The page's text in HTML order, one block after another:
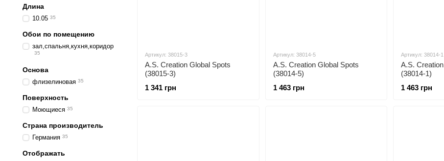
Артикул: 38015-3
A.S. Creation Global Spots
(38015-3)
1 341 грн
Артикул: 38014-5
A.S. Creation Global Spots
(38014-5)
1 463 грн
Артикул: 38014-1
A.S.
(38014-1)
1 463 грн
Длина
10.05 35
Обои по помещению
зал,спальня,кухня,коридор
35
Основа
флизелиновая 35
Поверхность
Моющиеся 35
Страна производитель
Германия 35
Отображать